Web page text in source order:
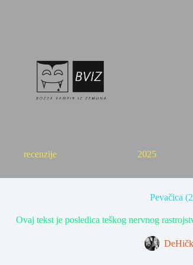
recenzije 2025
Pevačica
Ovaj tekst je posledica teškog nervnog